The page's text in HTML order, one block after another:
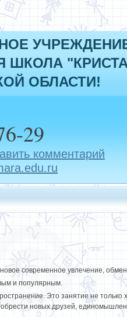
ШКОЛА
ОБЛАСТИ!
29
комментарий
современное увлечение,
и популярным.
Это занятие не
новых друзей,